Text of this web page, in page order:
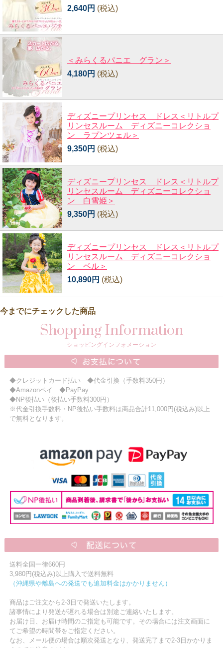
2,640円 (税込)
＜みらくるパニエ グラン＞
4,180円 (税込)
ディズニープリンセス ドレス＜リトルプ
リンセスルーム ディズニーコレクショ
ン ラプンツェル＞
9,350円 (税込)
ディズニープリンセス ドレス＜リトルプ
リンセスルーム ディズニーコレクショ
ン 白雪姫＞
9,350円 (税込)
ディズニープリンセス ドレス＜リトルプ
リンセスルーム ディズニーコレクショ
ン ベル＞
10,890円 (税込)
今までにチェックした商品
Shopping Information
ショッピングインフォメーション
◆クレジットカード払い ◆代金引換（手数料350円）
◆Amazonペイ ◆PayPay
◆NP後払い（後払い手数料300円）
※代金引換手数料・NP後払い手数料は商品合計11,000円(税込み)以上
で無料となります。
送料全国一律660円
3,980円(税込み)以上購入で送料無料
（沖縄県や離島への発送でも追加料金はかかりません）
商品はご注文から2-3日で発送いたします。
諸事情により発送が遅れる場合は別途ご連絡いたします。
お届け日、お届け時間のご指定も可能です。その場合には注文画面に
てご希望の時間帯をご指定ください。
なお、メール便の場合は順次発送となり、発送完了まで2-3日かかりま